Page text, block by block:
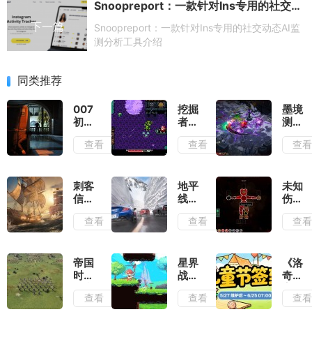
下一篇
Snoopreport：一款针对Ins专用的社交动态AI监测分析工具介绍
Snoopreport：一款针对Ins专用的社交动态AI监
测分析工具介绍
同类推荐
007
初露
锋芒
准则
就是
出其
不意
查看
挖掘
者米
娜测
评：
复古
滤镜
去看
查看
墨境
测
评：
墨宝
提供
非常
多的
构筑
查看
刺客
信条
黑旗
记忆
评：
大体
玩法
不变
查看
地平
线6
测
评：
厚到
几乎
无法
忽视
查看
未知
伤亡
测
评：
经是
拼尽
全力
查看
帝国
时代
4岳
飞传
查看
星界
战士
测
评：
查看
《洛
奇》
童趣
查看